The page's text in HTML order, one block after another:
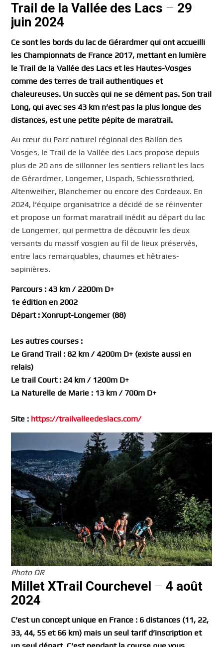
Trail de la Vallée des Lacs – 29
juin 2024
Ce sont les bords du lac de Gérardmer qui ont accueilli
les Championnats de France 2017, mettant en lumière
le Trail de la Vallée des Lacs et les Hautes-Vosges
comme des terres de trail authentiques et
chaleureuses. Un succès qui ne se dément pas. Son trail
Long, qui avec ses 43 km n’est pas la plus longue des
distances, est une petite pépite de maratrail.
Au cœur du Parc naturel régional des Ballon des
Vosges, le Trail de la Vallée des Lacs propose depuis
plus de 20 ans de sillonner les sentiers reliant les lacs
de Gérardmer, Longemer, Lispach, Schiessrothried,
Altenweiher, Blanchemer ou encore des Cordeaux. En
2024, l’équipe organisatrice a décidé de se réinventer
et propose un format maratrail inédit au départ du lac
de Longemer, qui permettra de découvrir les deux
versants du massif vosgien au fil de lieux préservés,
entre lacs remarquables, chaumes et hêtraies-
sapinières.
Parcours : 43 km / 2200m D+
1e édition en 2002
Départ : Xonrupt-Longemer (88)
Les autres courses :
Le Grand Trail : 82 km / 4200m D+ (existe aussi en
relais)
Le trail Court : 24 km / 1200m D+
La Naturelle de Marie : 13 km / 700m D+
Site : https://trailvalleedeslacs.com/
Photo DR
Millet XTrail Courchevel –4 août
2024
C’est un concept unique en France : 6 distances (11, 22,
33, 44, 55 et 66 km) mais un seul tarif d’inscription et